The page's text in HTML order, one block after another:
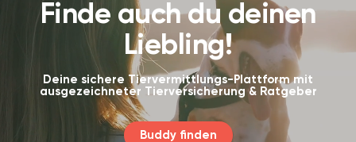
Finde auch du deinen
Liebling!
Deine sichere Tiervermittlungs-Plattform mit
ausgezeichneter Tierversicherung & Ratgeber
Buddy finden